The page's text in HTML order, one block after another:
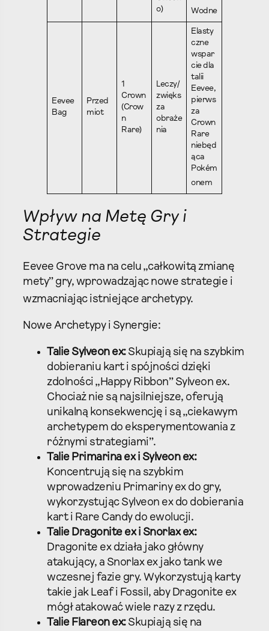
o)
Wodne
Eevee
Bag
Przed
miot
1
Crown
(Crow
n
Rare)
Leczy/
zwięks
za
obraże
nia
Elasty
czne
wspar
cie dla
talii
Eevee,
pierws
za
Crown
Rare
niebęd
ąca
Pokém
onem
Wpływ na Metę Gry i
Strategie
Eevee Grove ma na celu „całkowitą zmianę
mety” gry, wprowadzając nowe strategie i
wzmacniając istniejące archetypy.
Nowe Archetypy i Synergie:
Talie Sylveon ex:Skupiają się na szybkim
dobieraniu kart i spójności dzięki
zdolności „Happy Ribbon” Sylveon ex.
Chociaż nie są najsilniejsze, oferują
unikalną konsekwencję i są „ciekawym
archetypem do eksperymentowania z
różnymi strategiami”.
Talie Primarina ex i Sylveon ex:
Koncentrują się na szybkim
wprowadzeniu Primariny ex do gry,
wykorzystując Sylveon ex do dobierania
kart i Rare Candy do ewolucji.
Talie Dragonite ex i Snorlax ex:
Dragonite ex działa jako główny
atakujący, a Snorlax ex jako tank we
wczesnej fazie gry. Wykorzystują karty
takie jak Leaf i Fossil, aby Dragonite ex
mógł atakować wiele razy z rzędu.
Talie Flareon ex:Skupiają się na